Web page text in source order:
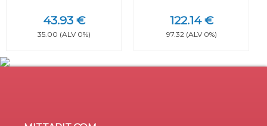
43.93 €
35.00 (ALV 0%)
122.14 €
97.32 (ALV 0%)